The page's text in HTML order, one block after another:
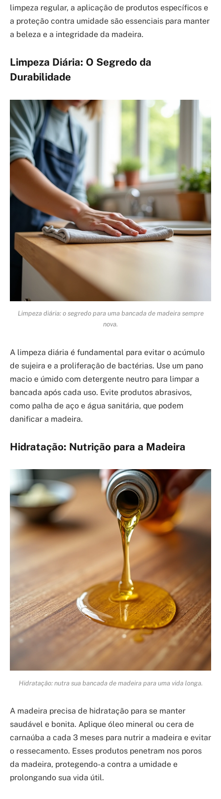
limpeza regular, a aplicação de produtos específicos e
a proteção contra umidade são essenciais para manter
a beleza e a integridade da madeira.
Limpeza Diária: O Segredo da
Durabilidade
Limpeza diária: o segredo para uma bancada de madeira sempre
nova.
A limpeza diária é fundamental para evitar o acúmulo
de sujeira e a proliferação de bactérias. Use um pano
macio e úmido com detergente neutro para limpar a
bancada após cada uso. Evite produtos abrasivos,
como palha de aço e água sanitária, que podem
danificar a madeira.
Hidratação: Nutrição para a Madeira
Hidratação: nutra sua bancada de madeira para uma vida longa.
A madeira precisa de hidratação para se manter
saudável e bonita. Aplique óleo mineral ou cera de
carnaúba a cada 3 meses para nutrir a madeira e evitar
o ressecamento. Esses produtos penetram nos poros
da madeira, protegendo-a contra a umidade e
prolongando sua vida útil.